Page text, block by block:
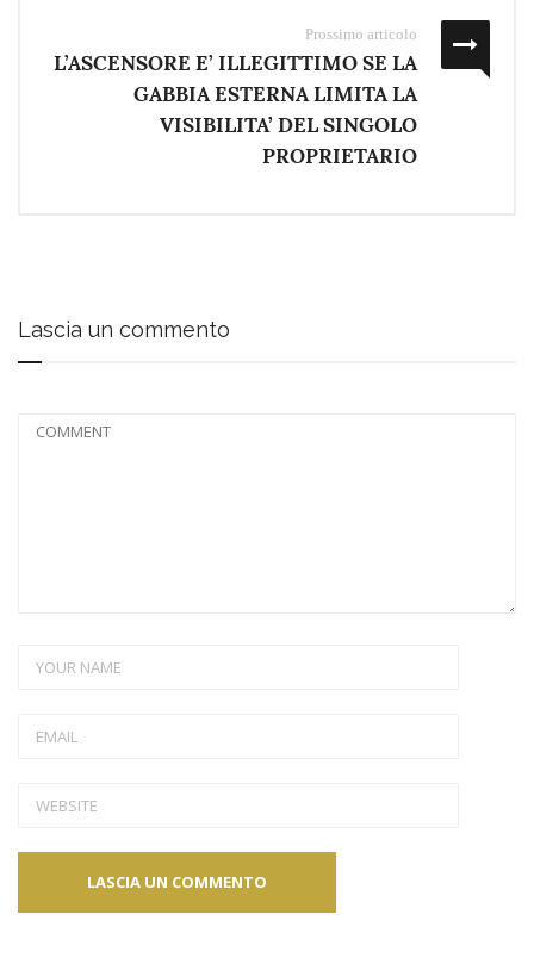
Prossimo articolo
L’ASCENSORE E’ ILLEGITTIMO SE LA
GABBIA ESTERNA LIMITA LA
VISIBILITA’ DEL SINGOLO
PROPRIETARIO
Lascia un commento